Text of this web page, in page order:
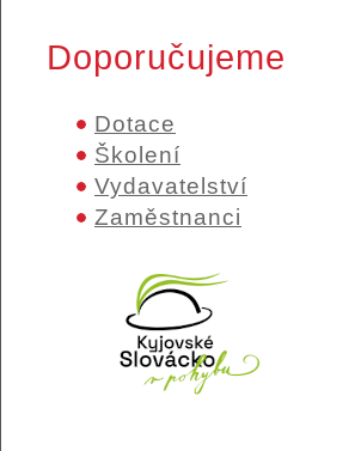
Doporučujeme
Dotace
Školení
Vydavatelství
Zaměstnanci